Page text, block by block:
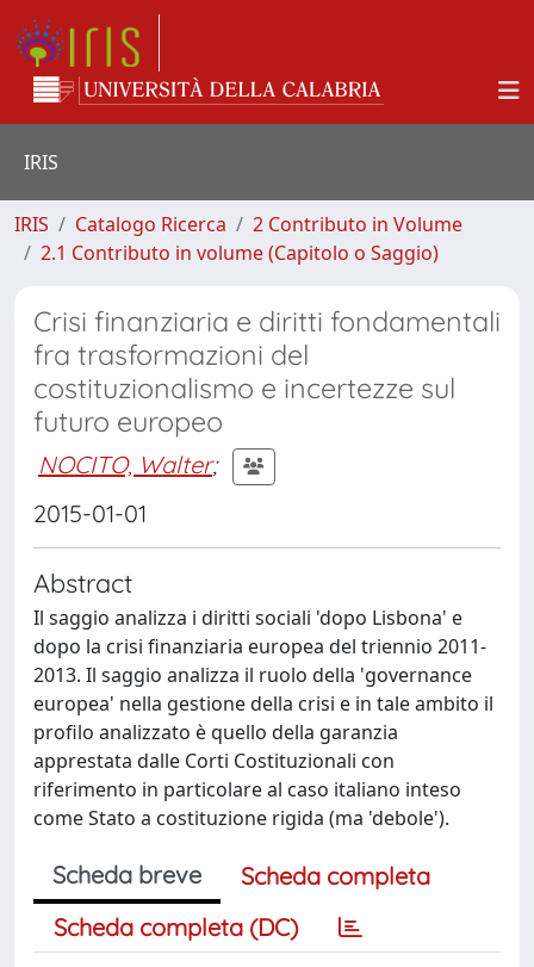
IRIS
IRIS Catalogo Ricerca
2 Contributo in Volume
2.1 Contributo in volume (Capitolo o Saggio)
Crisi finanziaria e diritti fondamentali
fra trasformazioni del
costituzionalismo e incertezze sul
futuro europeo
NOCITO, Walter;
2015-01-01
Abstract
Il saggio analizza i diritti sociali 'dopo Lisbona' e
dopo la crisi finanziaria europea del triennio 2011-
2013. Il saggio analizza il ruolo della 'governance
europea' nella gestione della crisi e in tale ambito il
profilo analizzato è quello della garanzia
apprestata dalle Corti Costituzionali con
riferimento in particolare al caso italiano inteso
come Stato a costituzione rigida (ma 'debole').
Scheda breve
Scheda completa
Scheda completa (DC)